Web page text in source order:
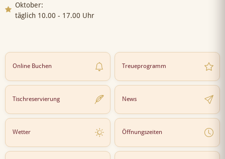
Oktober:
täglich 10.00 - 17.00 Uhr
Online Buchen Treueprogramm
Tischreservierung News
Wetter Öffnungszeiten